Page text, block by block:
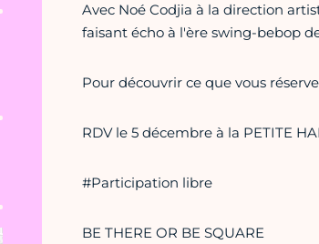
Avec Noé Codjia à la direction
faisant écho à l'ère swing-bebop
Pour découvrir ce que vous
RDV le 5 décembre à la PETITE
#Participation libre
BE THERE OR BE SQUARE